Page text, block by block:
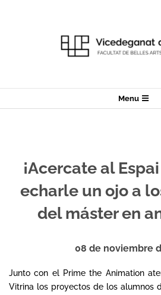
Navigation
Menu
¡Acercate al
echarle un ojo a
del máster en
08 de noviembre
Junto con el Prime the Animation
Vitrina los proyectos de los alumnos